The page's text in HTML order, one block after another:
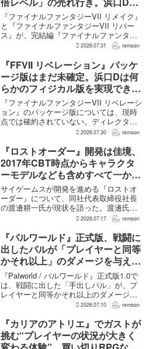
明かす
『ファイナルファンタジーVII リメイク』
と『ファイナルファンタジーVII リバー
ス』が、完結編『ファイナルファンタジ
ーVII リベレーション』の発表後、「我々
ると、シリーズディレクターの浜口直樹
氏がAU...
2026.07.31 remoon
『FFVII リベレーション』パッケ
ージ版はまだ未確定。浜口Dは何
らかのフィジカル版を実現できる
よう調整中
『ファイナルファンタジーVII リベレーシ
ョン』のパッケージ版については、現時
点では確約されていない。ディレクター
の浜口直樹氏によると、具体的な商品ラ
フィジカル版を実現できるよう調整を進
めているという。G...
2026.07.30 remoon
『ロストオーダー』開発は佳境、
2017年CBT時点からキャラクタ
ーモデルなども含めすべて一から
作り直し
サイゲームスが開発を進める『ロストオ
ーダー』について、同社代表取締役社長
の渡邊耕一氏が現状を語った。渡邊氏に
よれば、開発はいままさに佳境を迎えて
ーモデルなども含めて、すべて一から作
り直しているという...
2026.07.17 remoon
『パルワールド』正式版、戦闘に
出したパルが「プレイヤーと同等
かそれ以上」のダメージを与えら
れるように
『Palworld / パルワールド』正式版1.0で
は、戦闘に出した「手出しパル」が、プ
レイヤーと同等かそれ以上のダメージを
敵に与えられるようになった。ほぼすべ
挙動、クールダウン時間、使いやすさが
見直され...
2026.07.10 remoon
『カリアのアトリエ』でガストが
挑む“プレイヤーの状況が大きく